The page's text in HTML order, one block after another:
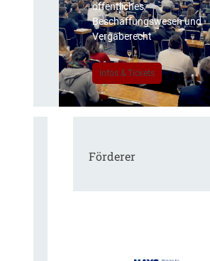
öffentliches
Beschaffungswesen und
Vergaberecht
Infos & Tickets
Förderer